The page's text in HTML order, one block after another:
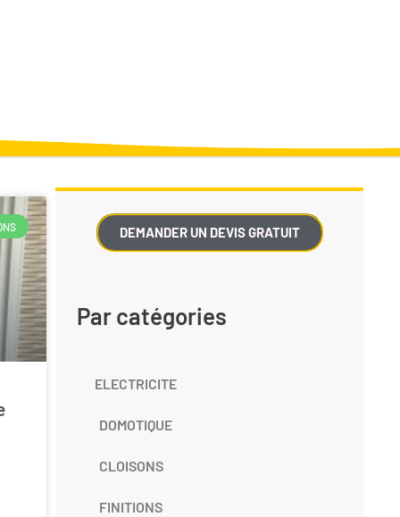
DEMANDER UN DEVIS GRATUIT
Par catégories
ELECTRICITE
DOMOTIQUE
CLOISONS
FINITIONS